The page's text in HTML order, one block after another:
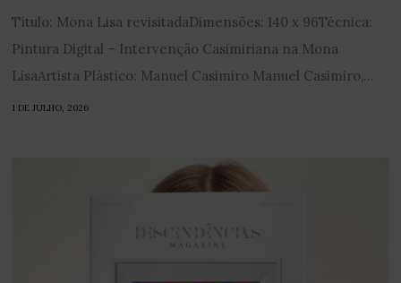
Título: Mona Lisa revisitadaDimensões: 140 x 96Técnica:
Pintura Digital – Intervenção Casimiriana na Mona
LisaArtista Plástico: Manuel Casimiro Manuel Casimiro,...
1 DE JULHO, 2026